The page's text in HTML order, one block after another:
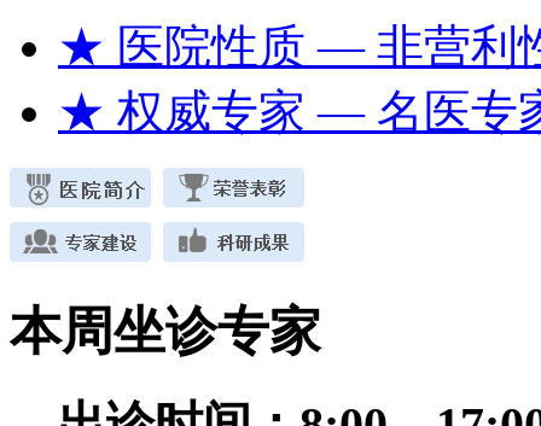
★ 医院性质— 非营利
★ 权威专家— 名医专
本周坐诊专家